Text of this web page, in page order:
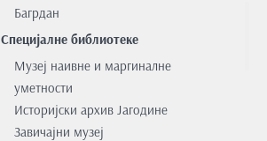
Багрдан
Специјалне библиотеке
Музеј наивне и маргиналне
уметности
Историјски архив Јагодине
Завичајни музеј